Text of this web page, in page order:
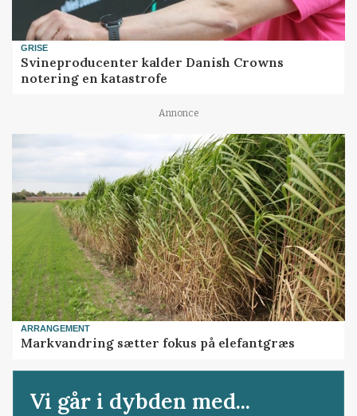
GRISE
Svineproducenter kalder Danish Crowns
notering en katastrofe
Annonce
ARRANGEMENT
Markvandring sætter fokus på elefantgræs
Vi går i dybden med...